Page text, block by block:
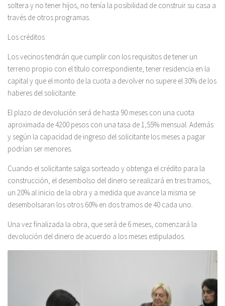
soltera y no tener hijos, no tenía la posibilidad de construir su casa a
través de otros programas.
Los créditos
Los vecinos tendrán que cumplir con los requisitos de tener un
terreno propio con el título correspondiente, tener residencia en la
capital y que el monto de la cuota a devolver no supere el 30% de los
haberes del solicitante.
El plazo de devolución será de hasta 90 meses con una cuota
aproximada de 4200 pesos con una tasa de 1,55% mensual. Además
y según la capacidad de ingreso del solicitante los meses a pagar
podrían ser menores.
Cuando el solicitante salga sorteado y obtenga el crédito para la
construcción, el desembolso del dinero se realizará en tres tramos,
un 20% al inicio de la obra y a medida que avance la misma se
desembolsaran los otros 60% en dos tramos de 40 cada uno.
Una vez finalizada la obra, que será de 6 meses, comenzará la
devolución del dinero de acuerdo a los meses estipulados.